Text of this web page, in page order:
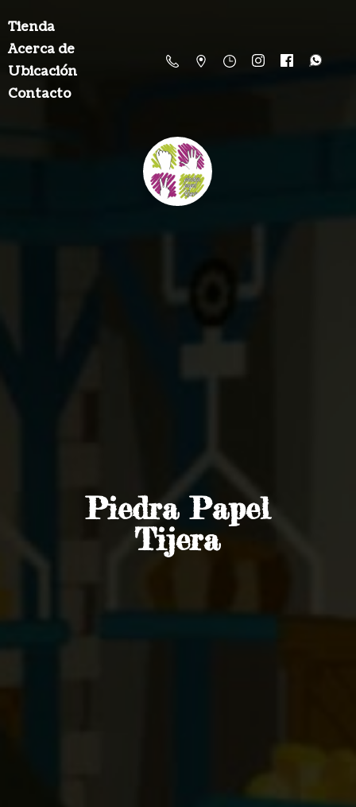
Tienda
Acerca de
Ubicación
Contacto
PiedraPapel
Tijera